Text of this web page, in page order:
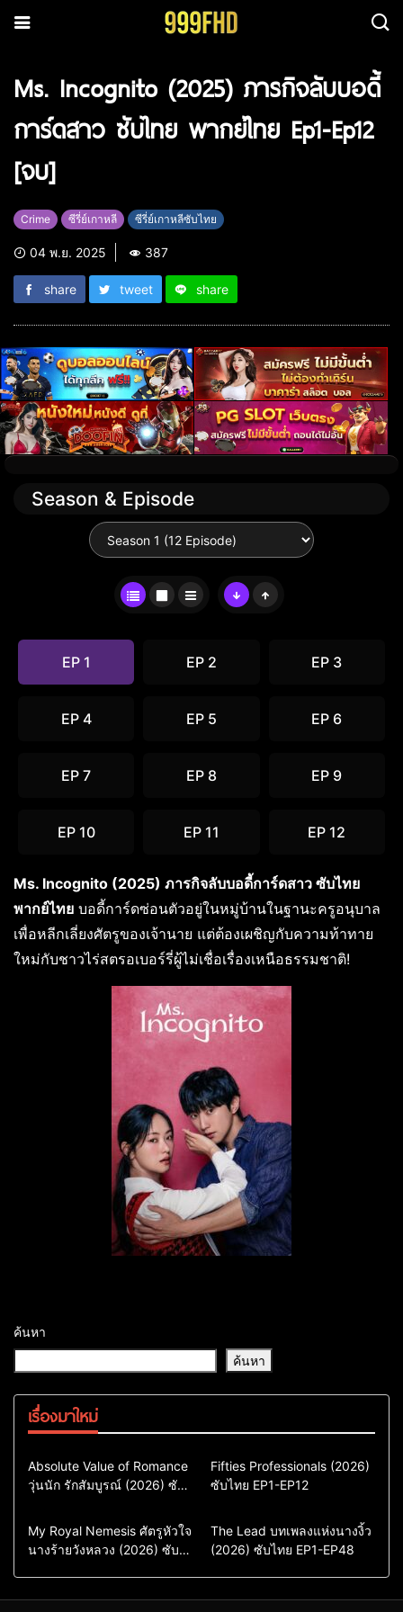
Ms. Incognito (2025) ภารกิจลับบอดี้
การ์ดสาว ซับไทย พากย์ไทย Ep1-Ep12
[จบ]
Crime ซีรี่ย์เกาหลี ซีรี่ย์เกาหลีซับไทย
04 พ.ย. 2025 387
share tweet share
Season & Episode
EP 1 EP 2 EP 3
EP 4 EP 5 EP 6
EP 7 EP 8 EP 9
EP 10 EP 11 EP 12
Ms. Incognito (2025) ภารกิจลับบอดี้การ์ดสาว ซับไทย
พากย์ไทย บอดี้การ์ดซ่อนตัวอยู่ในหมู่บ้านในฐานะครูอนุบาล
เพื่อหลีกเลี่ยงศัตรูของเจ้านาย แต่ต้องเผชิญกับความท้าทาย
ใหม่กับชาวไร่สตรอเบอร์รี่ผู้ไม่เชื่อเรื่องเหนือธรรมชาติ!
ค้นหา
ค้นหา
เรื่องมาใหม่
Comedy
Drama
ซีรี่ย์เกาหลี
ซีรี่ย์เกาหลีพากย์ไทย
Absolute Value of Romance
วุ่นนัก รักสัมบูรณ์ (2026) ซับ
Action & Adventure
Comedy
Drama
ซีรี่ย์เกาหลีซับไทย
Fifties Professionals (2026)
ซับไทย EP1-EP12
Comedy
Drama
Sci-Fi & Fantasy
My Royal Nemesis ศัตรูหัวใจ
นางร้ายวังหลวง (2026) ซับ
Drama
ซีรี่ย์จีน
ซีรี่ย์จีนซับไทย
The Lead บทเพลงแห่งนางงิ้ว
(2026) ซับไทย EP1-EP48